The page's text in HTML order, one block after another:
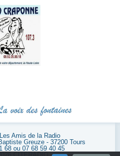
Amis de la Radio
Greuze - 37200 Tours
68 ou 07 68 59 40 45